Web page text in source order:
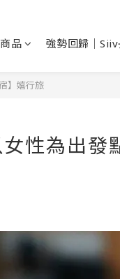
品 強勢回歸｜Siiv
】嬉行旅
性為出發